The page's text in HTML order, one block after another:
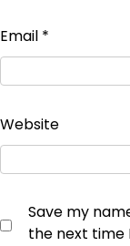
Email *
Website
Save my
the next time